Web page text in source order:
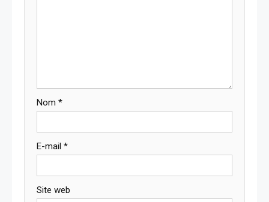
Nom *
E-mail *
Site web